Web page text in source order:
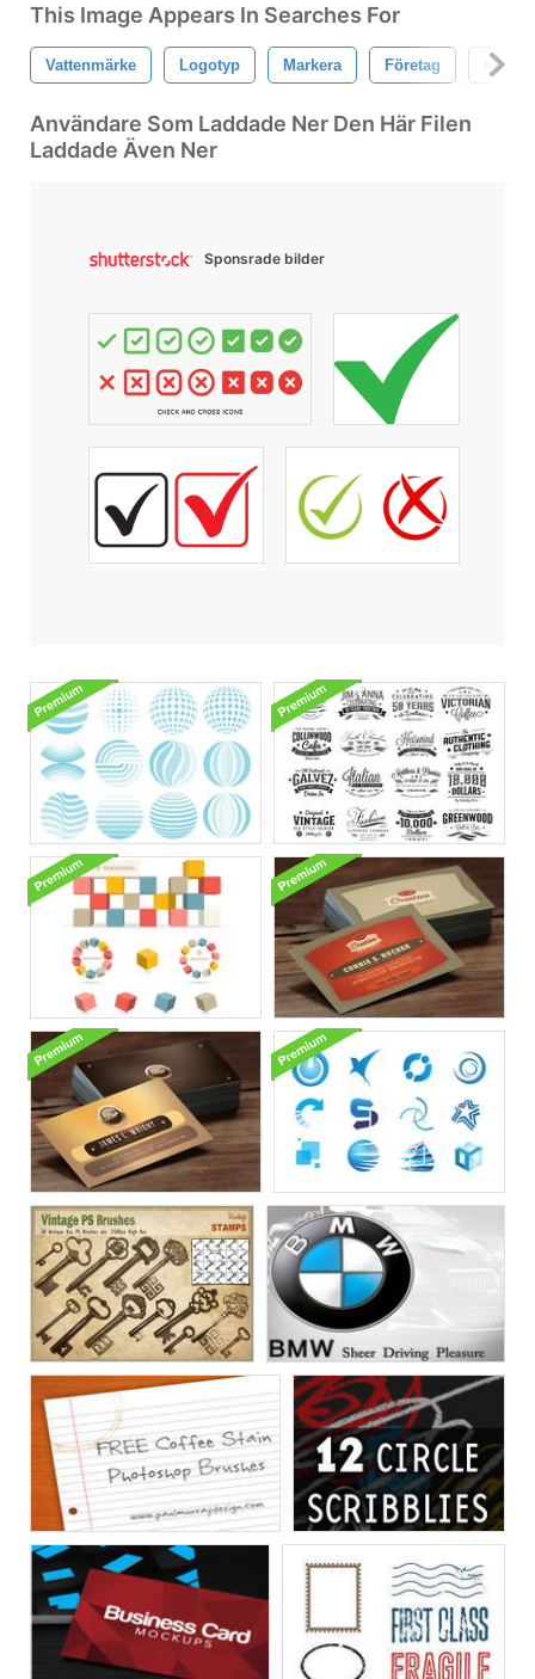
This Image Appears In Searches For
Vattenmärke Logotyp Markera Företag
Användare Som Laddade Ner Den Här Filen
Laddade Även Ner
Sponsrade bilder